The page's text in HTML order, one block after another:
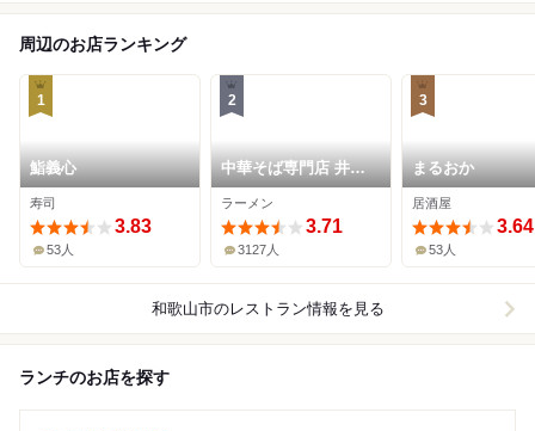
周辺のお店ランキング
1
鮨義心
寿司
3.83
53人
2
中華そば専門店 井出
商店
ラーメン
3.71
3127人
3
まるおか
居酒屋
3.64
53人
和歌山市のレストラン情報を見る
ランチのお店を探す